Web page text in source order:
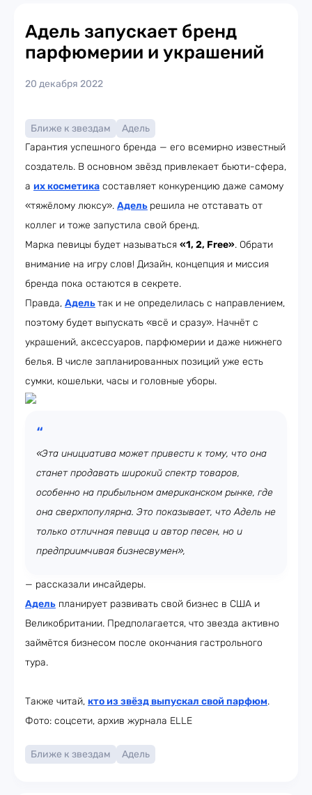
Адель запускает бренд
парфюмерии и украшений
20 декабря 2022
Ближе к звездам
Адель
Гарантия успешного бренда — его всемирно известный
создатель. В основном звёзд привлекает бьюти-сфера,
а их косметика составляет конкуренцию даже самому
«тяжёлому люксу». Адель решила не отставать от
коллег и тоже запустила свой бренд.
Марка певицы будет называться «1, 2, Free». Обрати
внимание на игру слов! Дизайн, концепция и миссия
бренда пока остаются в секрете.
Правда, Адельтак и не определилась с направлением,
поэтому будет выпускать «всё и сразу». Начнёт с
украшений, аксессуаров, парфюмерии и даже нижнего
белья. В числе запланированных позиций уже есть
сумки, кошельки, часы и головные уборы.
«Эта инициатива может привести к тому, что она
станет продавать широкий спектр товаров,
особенно на прибыльном американском рынке, где
она сверхпопулярна. Это показывает, что Адель не
только отличная певица и автор песен, но и
предприимчивая бизнесвумен»,
— рассказали инсайдеры.
Адель планирует развивать свой бизнес в США и
Великобритании. Предполагается, что звезда активно
займётся бизнесом после окончания гастрольного
тура.
Также читай, кто из звёзд выпускал свой парфюм.
Фото: соцсети, архив журнала ELLE
Ближе к звездам Адель